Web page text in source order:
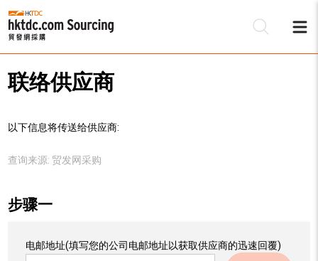
联络供应商
以下信息将传送给供应商:
查询来源: 贸发网采购
步骤一
电邮地址(填写您的公司电邮地址以获取供应商的迅速回覆)